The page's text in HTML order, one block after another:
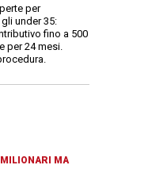
per
under 35:
fino a 500
per 24 mesi.
MA